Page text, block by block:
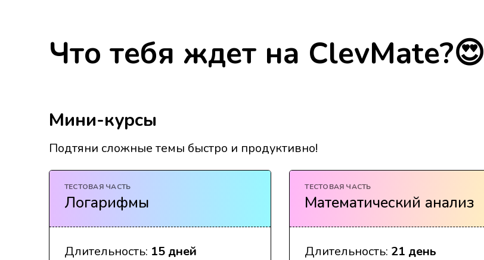
Что тебя ждет на ClevMate?😍
Мини-курсы
Подтяни сложные темы быстро и продуктивно!
ТЕСТОВАЯ ЧАСТЬ
Логарифмы
Длительность: 15 дней
ТЕСТОВАЯ ЧАСТЬ
Математический анализ
Длительность: 21 день